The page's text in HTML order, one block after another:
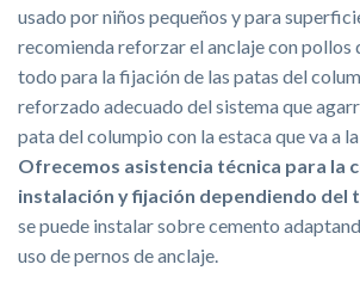
usado por niños pequeños y para
recomienda reforzar el anclaje con pollos
todo para la fijación de las patas del
reforzado adecuado del sistema que
pata del columpio con la estaca que va a
Ofrecemos asistencia técnica para la
instalación y fijación dependiendo del
se puede instalar sobre cemento
uso de pernos de anclaje.